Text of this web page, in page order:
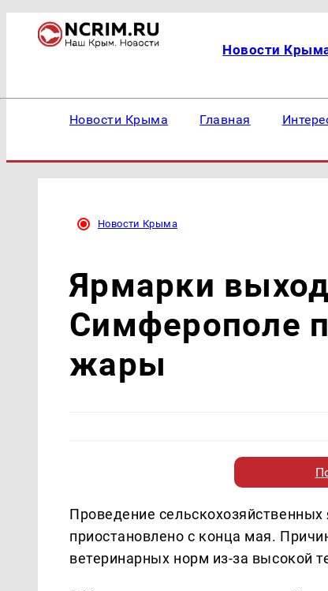
Новости
Новости Крыма Главная
Новости Крыма
Ярмарки
Симферополе
жары
Проведение
приостановлено с конца мая.
ветеринарных норм из-за высокой